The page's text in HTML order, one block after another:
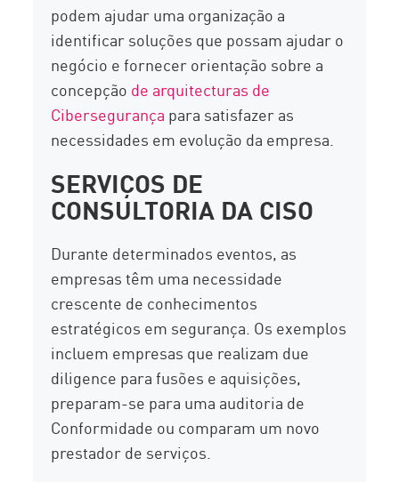
podem ajudar uma organização a
identificar soluções que possam ajudar o
negócio e fornecer orientação sobre a
concepção de arquitecturas de
Cibersegurança para satisfazer as
necessidades em evolução da empresa.
SERVIÇOS DE
CONSULTORIA DA CISO
Durante determinados eventos, as
empresas têm uma necessidade
crescente de conhecimentos
estratégicos em segurança. Os exemplos
incluem empresas que realizam due
diligence para fusões e aquisições,
preparam-se para uma auditoria de
Conformidade ou comparam um novo
prestador de serviços.